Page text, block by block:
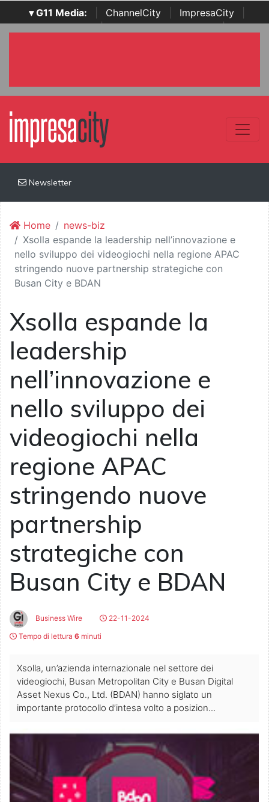
▾ G11 Media: ChannelCity ImpresaCity
SecurityOpenLab | Italian Channel Awards | Italian
Newsletter
Home
news-biz
Xsolla espande la leadership nell’innovazione e
nello sviluppo dei videogiochi nella regione APAC
stringendo nuove partnership strategiche con
Busan City e BDAN
Xsolla espande la
leadership
nell’innovazione e
nello sviluppo dei
videogiochi nella
regione APAC
stringendo nuove
partnership
strategiche con
Busan City e BDAN
Business Wire
22-11-2024
Tempo di lettura 6 minuti
Xsolla, un’azienda internazionale nel settore dei
videogiochi, Busan Metropolitan City e Busan Digital
Asset Nexus Co., Ltd. (BDAN) hanno siglato un
importante protocollo d’intesa volto a posizion...